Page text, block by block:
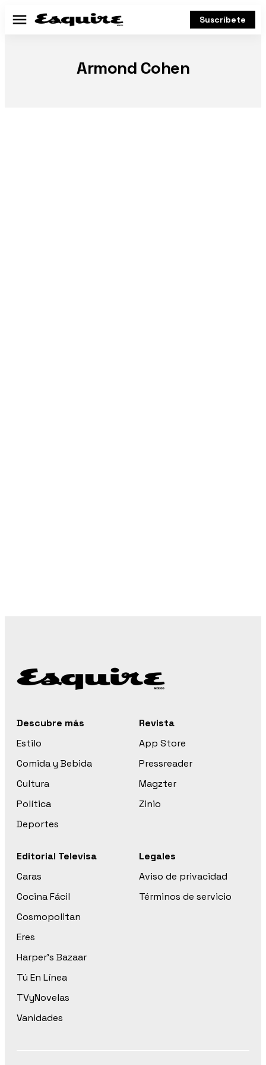
Menú Suscríbete
Armond Cohen
Descubre más
Estilo
Comida y Bebida
Cultura
Política
Deportes
Revista
App Store
Pressreader
Magzter
Zinio
Editorial Televisa
Caras
Cocina Fácil
Cosmopolitan
Eres
Harper’s Bazaar
Tú En Línea
TVyNovelas
Vanidades
Legales
Aviso de privacidad
Términos de servicio